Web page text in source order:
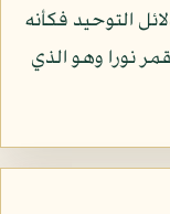
التوحيد فكأنه
نورا وهو الذي